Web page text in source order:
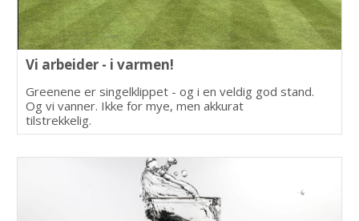
Vi arbeider - i varmen!
Greenene er singelklippet - og i en veldig god stand.
Og vi vanner. Ikke for mye, men akkurat
tilstrekkelig.